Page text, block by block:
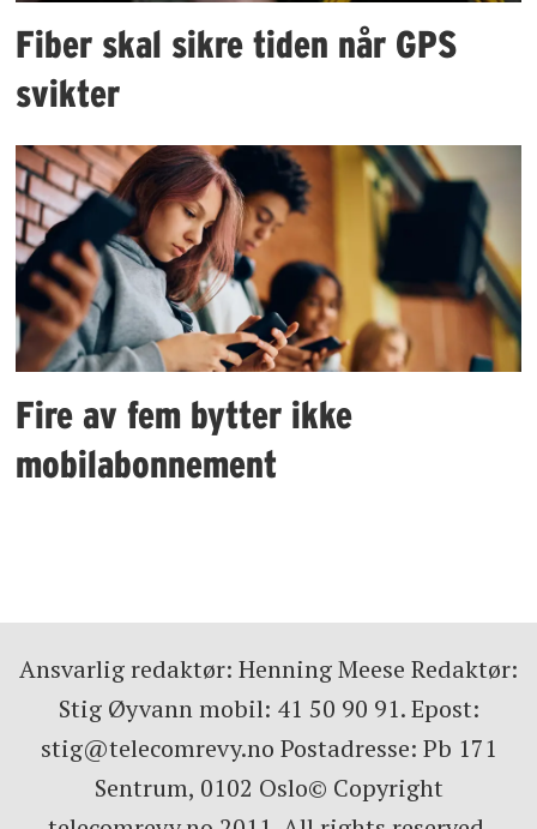
Fiber skal sikre tiden når GPS
svikter
Fire av fem bytter ikke
mobilabonnement
Ansvarlig redaktør: Henning Meese Redaktør:
Stig Øyvann mobil: 41 50 90 91. Epost:
stig@telecomrevy.no Postadresse: Pb 171
Sentrum, 0102 Oslo© Copyright